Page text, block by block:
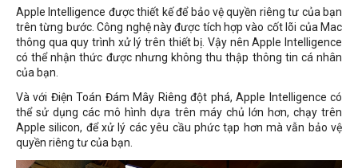
Apple Intelligence được thiết kế để bảo vệ quyền riêng tư của bạn
trên từng bước. Công nghệ này được tích hợp vào cốt lõi của Mac
thông qua quy trình xử lý trên thiết bị. Vậy nên Apple Intelligence
có thể nhận thức được nhưng không thu thập thông tin cá nhân
của bạn.
Và với Điện Toán Đám Mây Riêng đột phá, Apple Intelligence có
thể sử dụng các mô hình dựa trên máy chủ lớn hơn, chạy trên
Apple silicon, để xử lý các yêu cầu phức tạp hơn mà vẫn bảo vệ
quyền riêng tư của bạn.